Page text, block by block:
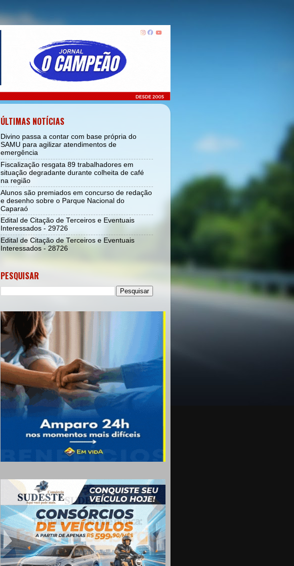
ÚLTIMAS NOTÍCIAS
Divino passa a contar com base própria do
SAMU para agilizar atendimentos de
emergência
Fiscalização resgata 89 trabalhadores em
situação degradante durante colheita de café
na região
Alunos são premiados em concurso de redação
e desenho sobre o Parque Nacional do
Caparaó
Edital de Citação de Terceiros e Eventuais
Interessados - 29726
Edital de Citação de Terceiros e Eventuais
Interessados - 28726
PESQUISAR